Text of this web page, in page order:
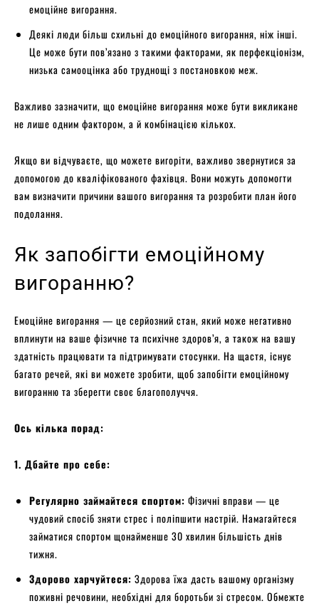
емоційне вигорання.
Деякі люди більш схильні до емоційного вигорання, ніж інші.
Це може бути пов’язано з такими факторами, як перфекціонізм,
низька самооцінка або труднощі з постановкою меж.
Важливо зазначити, що емоційне вигорання може бути викликане
не лише одним фактором, а й комбінацією кількох.
Якщо ви відчуваєте, що можете вигоріти, важливо звернутися за
допомогою до кваліфікованого фахівця. Вони можуть допомогти
вам визначити причини вашого вигорання та розробити план його
подолання.
Як запобігти емоційному
вигоранню?
Емоційне вигорання — це серйозний стан, який може негативно
вплинути на ваше фізичне та психічне здоров’я, а також на вашу
здатність працювати та підтримувати стосунки. На щастя, існує
багато речей, які ви можете зробити, щоб запобігти емоційному
вигоранню та зберегти своє благополуччя.
Ось кілька порад:
1. Дбайте про себе:
Регулярно займайтеся спортом: Фізичні вправи — це
чудовий спосіб зняти стрес і поліпшити настрій. Намагайтеся
займатися спортом щонайменше 30 хвилин більшість днів
тижня.
Здорово харчуйтеся: Здорова їжа дасть вашому організму
поживні речовини, необхідні для боротьби зі стресом. Обмежте